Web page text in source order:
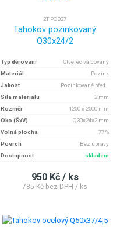
2T PO027
Tahokov pozinkovaný
Q30x24/2
Typ děrování
Čtverec válcovaný
Materiál
Pozink
Jakost
Pozinkované před..
Síla materiálu
2 mm
Rozměr
1250 x 2500 mm
Oko (ŠxV)
Q30x24x2 mm
Volná plocha
77 %
Povrch
Bez úpravy
Dostupnost
skladem
950 Kč / ks
785 Kč bez DPH / ks